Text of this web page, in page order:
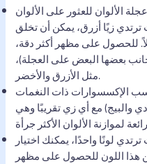
الألوان للعثور على الألوان
ترتدي زيًا أزرق، يمكن أن تخلق
للحصول على مظهر أكثر دقة،
بعضها البعض على العجلة)،
مثل الأزرق والأخضر.
الإكسسوارات ذات النغمات
والبيج) مع أي زي تقريبًا وهي
ترتدي لونًا واحدًا، يمكنك اختيار
هذا اللون للحصول على مظهر